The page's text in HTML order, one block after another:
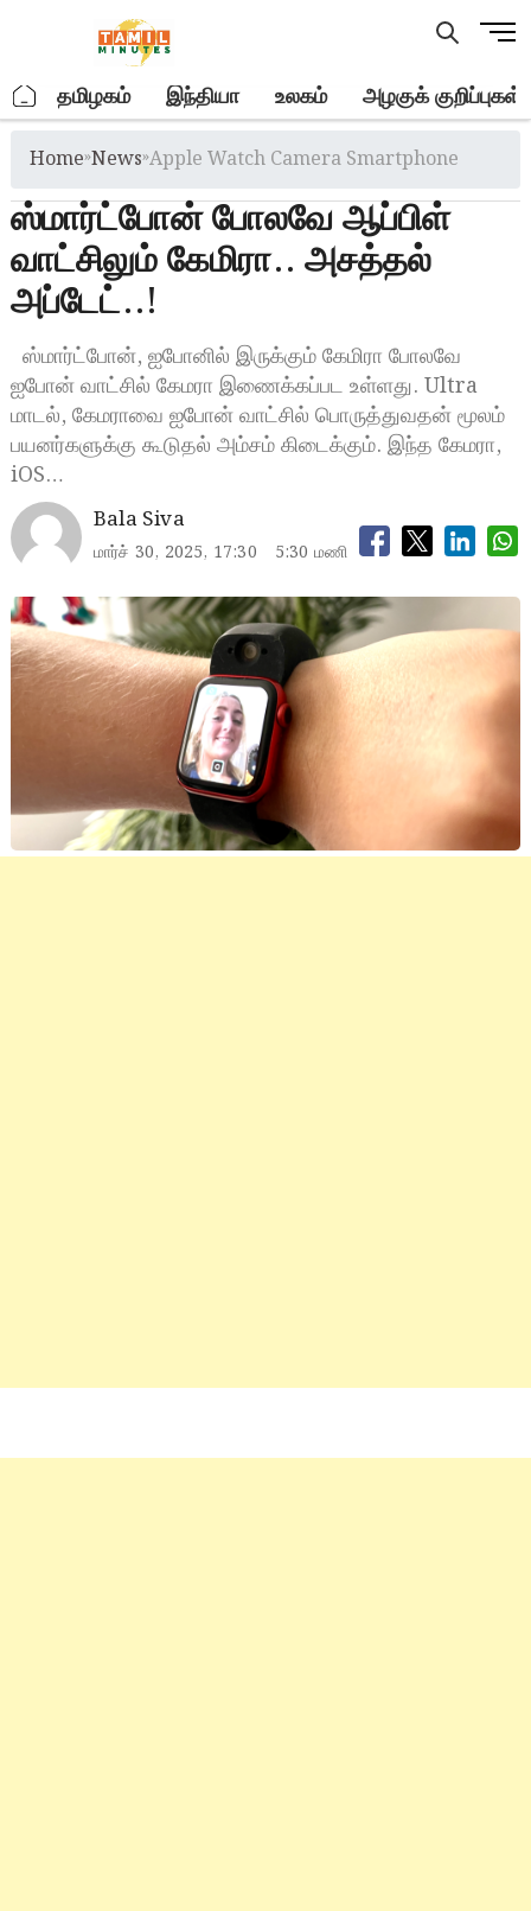
M
u
. தமிழகம் இந்தியா உலகம் அழகுக் குறிப்புகள்
Home»News»Apple Watch Camera Smartphone
ஸ்மார்ட்போன் போலவே ஆப்பிள்
வாட்சிலும் கேமிரா.. அசத்தல்
அப்டேட்..!
ஸ்மார்ட்போன், ஐபோனில் இருக்கும் கேமிரா போலவே
ஐபோன் வாட்சில் கேமரா இணைக்கப்பட உள்ளது. Ultra
மாடல், கேமராவை ஐபோன் வாட்சில் பொருத்துவதன் மூலம்
பயனர்களுக்கு கூடுதல் அம்சம் கிடைக்கும். இந்த கேமரா,
iOS…
Bala Siva
மார்ச் 30, 2025, 17:30 5:30 மணி